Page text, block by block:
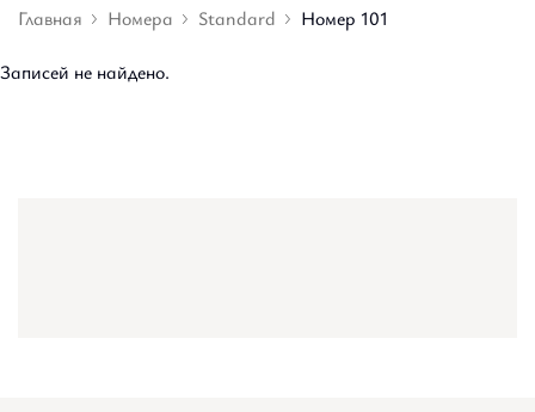
Главная Номера Standard Номер 101
Записей не найдено.